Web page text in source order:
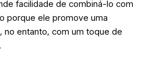
facilidade de combiná-lo com
porque ele promove uma
no entanto, com um toque de